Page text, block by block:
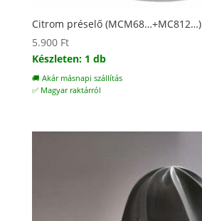
Citrom préselő (MCM68…+MC812…)
5.900 Ft
Készleten: 1 db
🚚 Akár másnapi szállítás
✅ Magyar raktárról